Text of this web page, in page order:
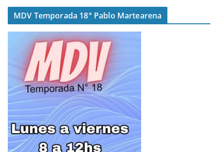
MDV Temporada 18° Pablo Martearena